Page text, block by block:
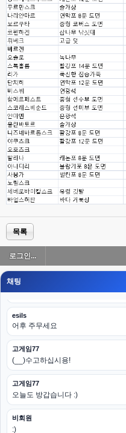
목록
로그인...
채팅
esils
폰으로 접속해보니 3이 되는데
esils
나가도 3이네 하핫 ...
고게임77
ㅋㅋㅋㅋㅋㅋㅋㅋ
esils
이게 db 접속자수로 잡는형태로 해
고게임77
밑에 일반웹게임이 더있었네요
esils
아 이제 2로 돌아왔군요
esils
다 펼쳐두면 너무길어서 ..
esils
모바일로 보는데도 좀 불편하더라구
고게임77
아 ㅋㅋ 내일도 심심하면 들리겠습
esils
어후 주무세요
고게임77
(__)수고하십시용!
고게임77
오늘도 방갑습니다 :)
비회원
:)